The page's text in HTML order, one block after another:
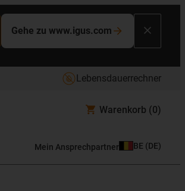
Gehe zu www.igus.com
Lebensdauerrechner
Warenkorb (0)
Mein Ansprechpartner BE (DE)